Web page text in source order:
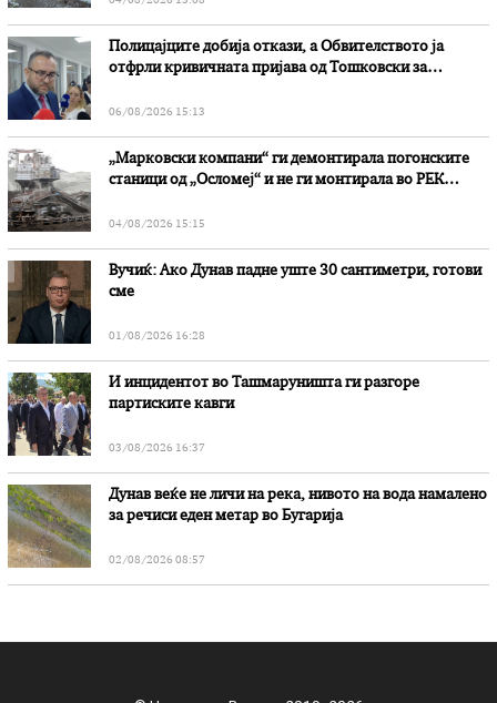
Полицајците добија откази, а Обвителството ја
отфрли кривичната пријава од Тошковски за
06/08/2026 15:13
„Марковски компани“ ги демонтирала погонските
станици од „Осломеј“ и не ги монтирала во РЕК
04/08/2026 15:15
Вучиќ: Ако Дунав падне уште 30 сантиметри, готови
сме
01/08/2026 16:28
И инцидентот во Ташмаруништa ги разгоре
партиските кавги
03/08/2026 16:37
Дунав веќе не личи на река, нивото на вода намалено
за речиси еден метар во Бугарија
02/08/2026 08:57